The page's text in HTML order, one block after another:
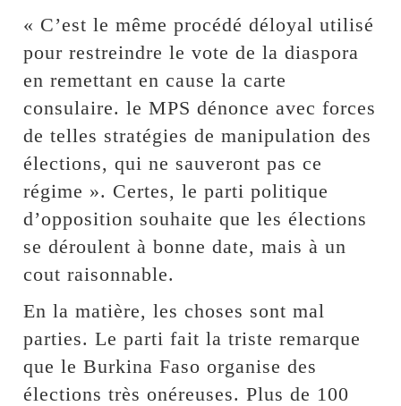
« C’est le même procédé déloyal utilisé
pour restreindre le vote de la diaspora
en remettant en cause la carte
consulaire. le MPS dénonce avec forces
de telles stratégies de manipulation des
élections, qui ne sauveront pas ce
régime ». Certes, le parti politique
d’opposition souhaite que les élections
se déroulent à bonne date, mais à un
cout raisonnable.
En la matière, les choses sont mal
parties. Le parti fait la triste remarque
que le Burkina Faso organise des
élections très onéreuses. Plus de 100